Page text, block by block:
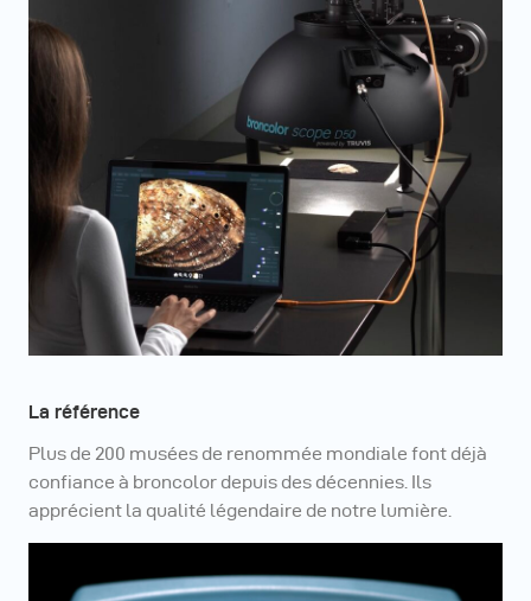
La référence
Plus de 200 musées de renommée mondiale font déjà
confiance à broncolor depuis des décennies. Ils
apprécient la qualité légendaire de notre lumière.